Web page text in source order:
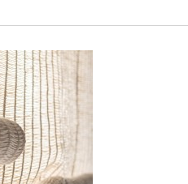
artesanalmente en el